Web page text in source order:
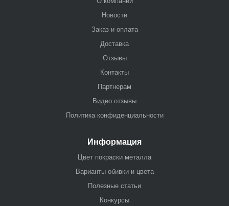
Новости
Заказ и оплата
Доставка
Отзывы
Контакты
Партнерам
Видео отзывы
Политика конфиденциальности
Информация
Цвет покраски металла
Варианты обивки и цвета
Полезные статьи
Конкурсы